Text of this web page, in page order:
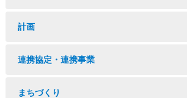
計画
連携協定・連携事業
まちづくり